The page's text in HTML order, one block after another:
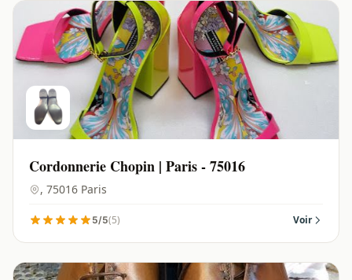
Cordonnerie Chopin | Paris - 75016
, 75016 Paris
5/5(5) Voir